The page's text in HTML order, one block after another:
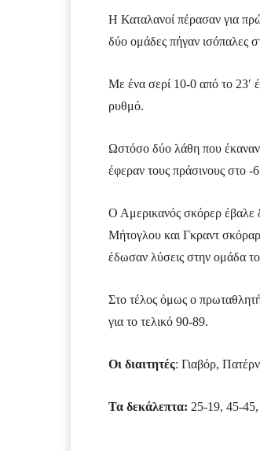
Η Καταλανοί πέρασαν για
δύο ομάδες πήγαν ισόπαλες
Με ένα σερί 10-0 από το 23′
ρυθμό.
Ωστόσο δύο λάθη που έκαναν
έφεραν τους πράσινους στο -
Ο Αμερικανός σκόρερ έβαλε
Μήτογλου και Γκραντ
έδωσαν λύσεις στην ομάδα
Στο τέλος όμως ο
για το τελικό 90-89.
Οι διαιτητές: Γιαβόρ,
Τα δεκάλεπτα: 25-19, 45-